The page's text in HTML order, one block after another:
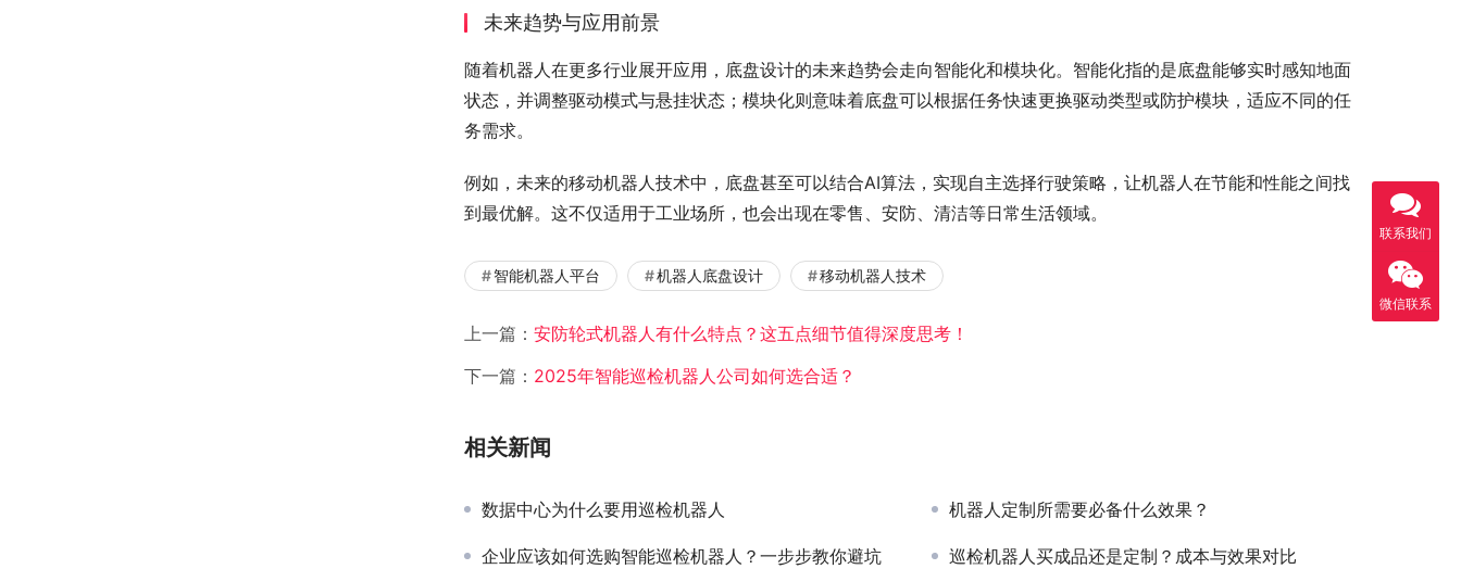
未来趋势与应用前景
随着机器人在更多行业展开应用，底盘设计的未来趋势会走向智能化和模块化。智能化指的是底盘能够实时感知地面
状态，并调整驱动模式与悬挂状态；模块化则意味着底盘可以根据任务快速更换驱动类型或防护模块，适应不同的任
务需求。
例如，未来的移动机器人技术中，底盘甚至可以结合AI算法，实现自主选择行驶策略，让机器人在节能和性能之间找
到最优解。这不仅适用于工业场所，也会出现在零售、安防、清洁等日常生活领域。
智能机器人平台 机器人底盘设计 移动机器人技术
上一篇： 安防轮式机器人有什么特点？这五点细节值得深度思考！
下一篇： 2025年智能巡检机器人公司如何选合适？
相关新闻
数据中心为什么要用巡检机器人 机器人定制所需要必备什么效果？
企业应该如何选购智能巡检机器人？一步步教你避坑 巡检机器人买成品还是定制？成本与效果对比
联系我们
微信联系